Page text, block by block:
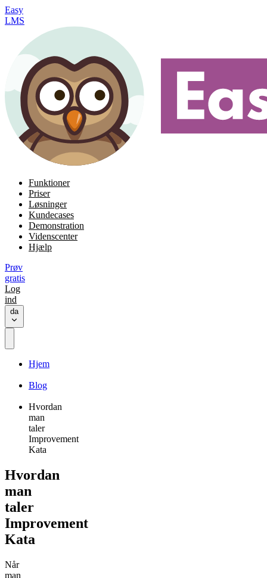
Easy
LMS
Funktioner
Priser
Løsninger
Kundecases
Demonstration
Videnscenter
Hjælp
Prøv
gratis
Log
ind
da
Hjem
Blog
Hvordan
man
taler
Improvement
Kata
Hvordan
man
taler
Improvement
Kata
Når
man